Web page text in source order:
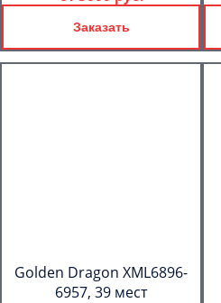
Заказать
Golden Dragon XML6896-
6957, 39 мест